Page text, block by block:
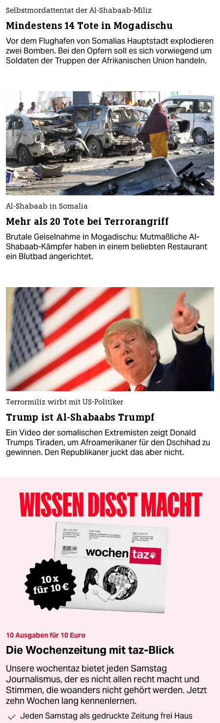
Selbstmordattentat der Al-Shabaab-Miliz
Mindestens 14 Tote in Mogadischu
Vor dem Flughafen von Somalias Hauptstadt explodieren
zwei Bomben. Bei den Opfern soll es sich vorwiegend um
Soldaten der Truppen der Afrikanischen Union handeln.
Al-Shabaab in Somalia
Mehr als 20 Tote bei Terrorangriff
Brutale Geiselnahme in Mogadischu: Mutmaßliche Al-
Shabaab-Kämpfer haben in einem beliebten Restaurant
ein Blutbad angerichtet.
Terrormiliz wirbt mit US-Politiker
Trump ist Al-Shabaabs Trumpf
Ein Video der somalischen Extremisten zeigt Donald
Trumps Tiraden, um Afroamerikaner für den Dschihad zu
gewinnen. Den Republikaner juckt das aber nicht.
10 Ausgaben für 10 Euro
Die Wochenzeitung mit taz-Blick
Unsere wochentaz bietet jeden Samstag
Journalismus, der es nicht allen recht macht und
Stimmen, die woanders nicht gehört werden. Jetzt
zehn Wochen lang kennenlernen.
Jeden Samstag als gedruckte Zeitung frei Haus